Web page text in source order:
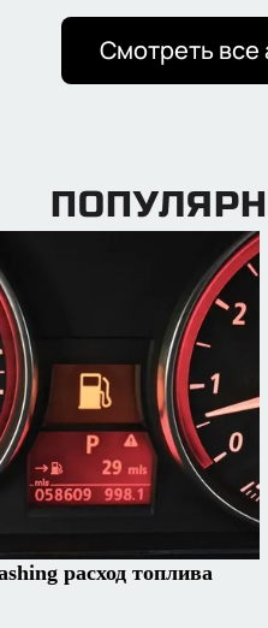
Смотреть
расход топлива